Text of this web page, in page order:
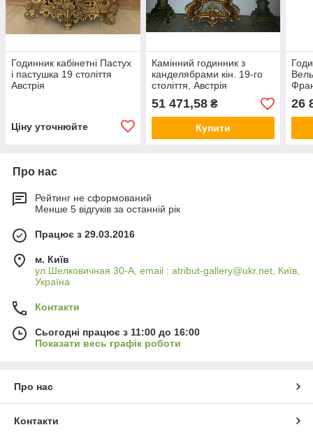
Годинник кабінетні Пастух
і пастушка 19 століття
Австрія
Ціну уточнюйте
Камінний годинник з
канделябрами кін. 19-го
століття, Австрія
51 471,58₴
Купити
26
Про нас
Рейтинг не сформований
Менше 5 відгуків за останній рік
Працює з 29.03.2016
м. Київ
ул.Шелковичная 30-А, email : atribut-gallery@ukr.net, Київ,
Україна
Контакти
Сьогодні працює з 11:00 до 16:00
Показати весь графік роботи
Про нас
Контакти